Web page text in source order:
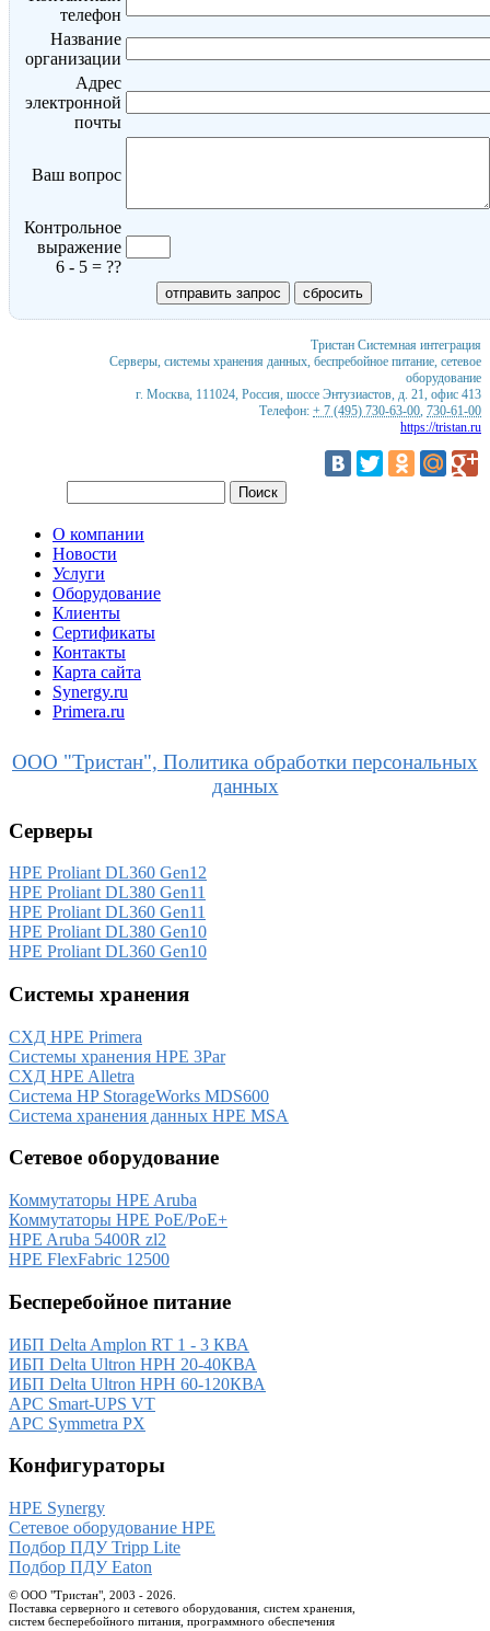
телефон
Название
организации
Адрес
электронной
почты
Ваш вопрос
Контрольное
выражение
6 - 5 = ??
Тристан Системная интеграция
Серверы, системы хранения данных, беспребойное питание, сетевое
оборудование
г. Москва, 111024, Россия, шоссе Энтузиастов, д. 21, офис 413
Телефон: + 7 (495) 730-63-00, 730-61-00
https://tristan.ru
О компании
Новости
Услуги
Оборудование
Клиенты
Сертификаты
Контакты
Карта сайта
Synergy.ru
Primera.ru
ООО "Тристан", Политика обработки персональных
данных
Серверы
HPE Proliant DL360 Gen12
HPE Proliant DL380 Gen11
HPE Proliant DL360 Gen11
HPE Proliant DL380 Gen10
HPE Proliant DL360 Gen10
Системы хранения
СХД HPE Primera
Системы хранения HPE 3Par
СХД HPE Alletra
Система HP StorageWorks MDS600
Система хранения данных HPE MSA
Сетевое оборудование
Коммутаторы HPE Aruba
Коммутаторы HPE PoE/PoE+
HPE Aruba 5400R zl2
HPE FlexFabric 12500
Бесперебойное питание
ИБП Delta Amplon RT 1 - 3 КВА
ИБП Delta Ultron HPH 20-40КВА
ИБП Delta Ultron HPH 60-120КВА
APC Smart-UPS VT
APC Symmetra PX
Конфигураторы
HPE Synergy
Сетевое оборудование HPE
Подбор ПДУ Tripp Lite
Подбор ПДУ Eaton
© ООО "Тристан", 2003 - 2026.
Поставка серверного и сетевого оборудования, систем хранения,
систем бесперебойного питания, программного обеспечения